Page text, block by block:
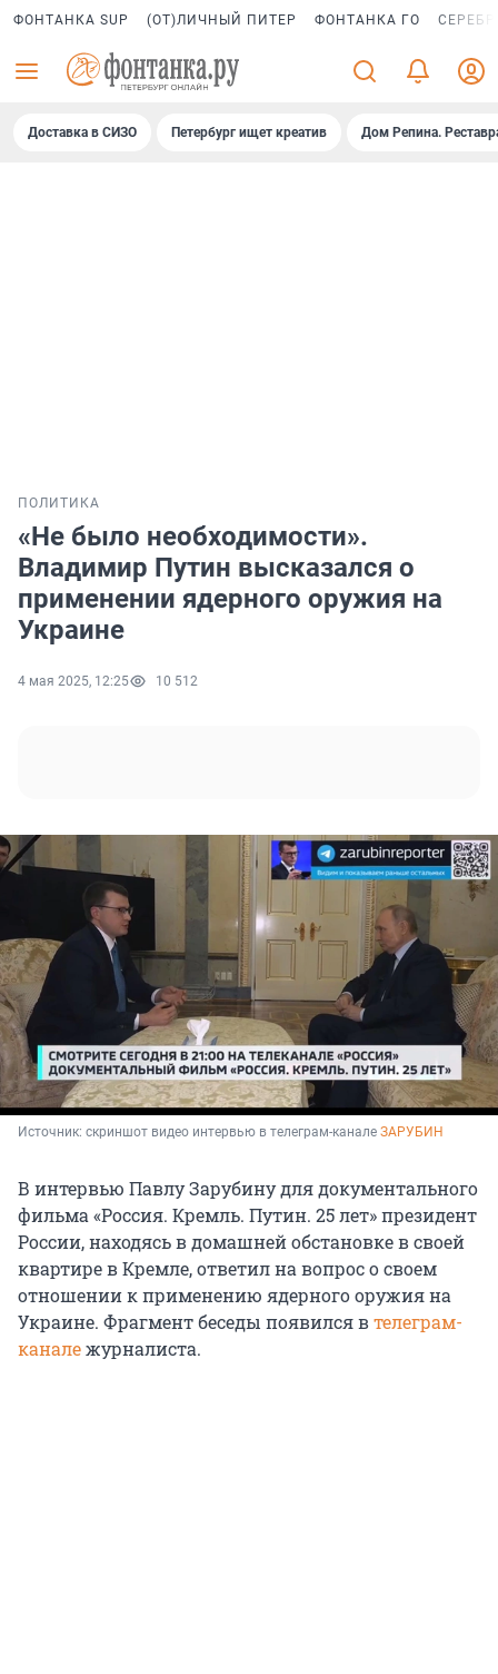
ФОНТАНКА SUP (ОТ)ЛИЧНЫЙ ПИТЕР ФОНТАНКА ГО
Доставка в СИЗО Петербург ищет креатив Дом Репина.
ПОЛИТИКА
«Не было необходимости».
Владимир Путин высказался о
применении ядерного оружия на
Украине
4 мая 2025, 12:25 10 512
Источник: скриншот видео интервью в телеграм-канале ЗАРУБИН
В интервью Павлу Зарубину для документального
фильма «Россия. Кремль. Путин. 25 лет» президент
России, находясь в домашней обстановке в своей
квартире в Кремле, ответил на вопрос о своем
отношении к применению ядерного оружия на
Украине. Фрагмент беседы появился втелеграм-
каналежурналиста.